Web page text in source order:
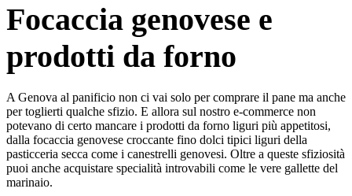
Focaccia genovese e
prodotti da forno
A Genova al panificio non ci vai solo per comprare il pane ma anche
per toglierti qualche sfizio. E allora sul nostro e-commerce non
potevano di certo mancare i prodotti da forno liguri più appetitosi,
dalla focaccia genovese croccante fino dolci tipici liguri della
pasticceria secca come i canestrelli genovesi. Oltre a queste sfiziosità
puoi anche acquistare specialità introvabili come le vere gallette del
marinaio.